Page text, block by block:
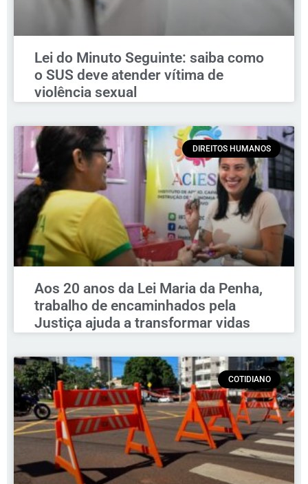
Lei do Minuto Seguinte: saiba como
o SUS deve atender vítima de
violência sexual
DIREITOS HUMANOS
Aos 20 anos da Lei Maria da Penha,
trabalho de encaminhados pela
Justiça ajuda a transformar vidas
COTIDIANO